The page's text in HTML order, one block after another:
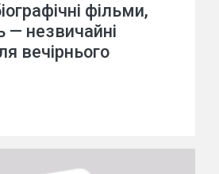
фільми,
— незвичайні
вечірнього